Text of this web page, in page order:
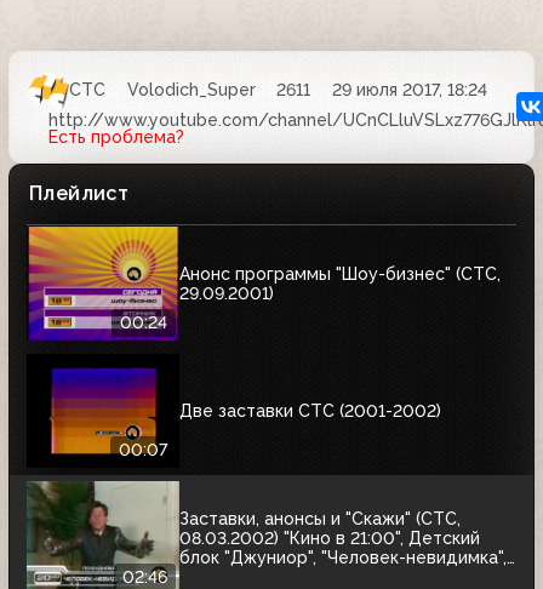
СТС Volodich_Super 2611
29 июля 2017, 18:24
http://www.youtube.com/channel/
Есть проблема?
Плейлист
00:24
Анонс программы "Шоу-бизнес" (СТС,
29.09.2001)
00:07
Две заставки СТС (2001-2002)
02:46
Заставки, анонсы и "Скажи" (СТС,
08.03.2002) "Кино в 21:00", Детский
блок "Джуниор", "Человек-невидимка",